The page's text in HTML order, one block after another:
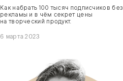
Как набрать 100 тысяч подписчиков без
рекламы и в чём секрет цены
на творческий продукт.
6 марта 2023